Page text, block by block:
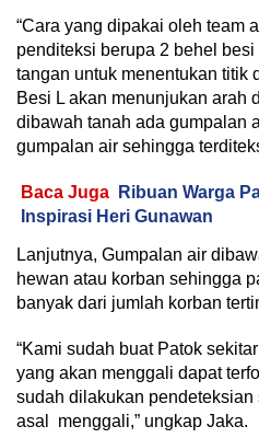
“Cara yang dipakai oleh team
penditeksi berupa 2 behel
tangan untuk menentukan titik
Besi L akan menunjukan arah
dibawah tanah ada gumpalan
gumpalan air sehingga
Baca Juga
Ribuan Warga
Inspirasi Heri Gunawan
Lanjutnya, Gumpalan air
hewan atau korban sehingga
banyak dari jumlah korban
“Kami sudah buat Patok
yang akan menggali dapat
sudah dilakukan
asal menggali,” ungkap Jaka.